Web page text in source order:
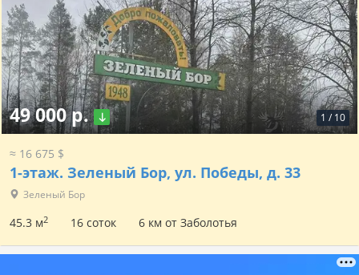
1 / 10
49 000 р.
≈ 16 675 $
1-этаж. Зеленый Бор, ул. Победы, д. 33
Зеленый Бор
45.3 м2 16 соток 6 км от Заболотья